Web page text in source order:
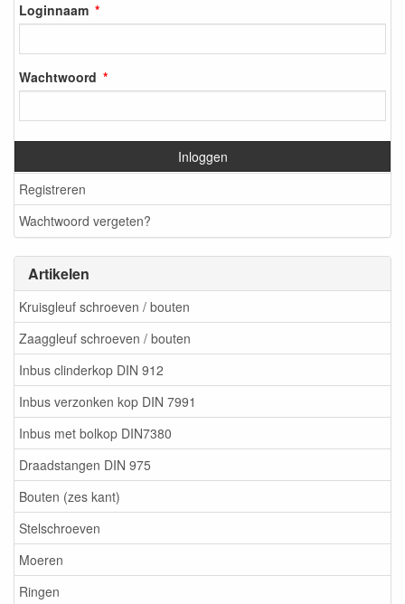
Loginnaam
Wachtwoord
Inloggen
Registreren
Wachtwoord vergeten?
Artikelen
Kruisgleuf schroeven / bouten
Zaaggleuf schroeven / bouten
Inbus clinderkop DIN 912
Inbus verzonken kop DIN 7991
Inbus met bolkop DIN7380
Draadstangen DIN 975
Bouten (zes kant)
Stelschroeven
Moeren
Ringen